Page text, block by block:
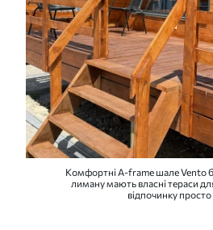
Комфортні A-frame шале Vento
лиману мають власні тераси
відпочинку